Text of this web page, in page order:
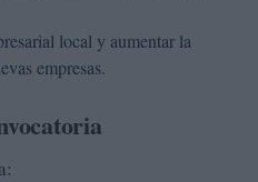
local y aumentar la
empresas.